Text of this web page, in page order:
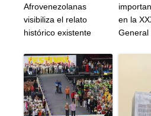
Afrovenezolanas
visibiliza el relato
histórico existente
en la
General